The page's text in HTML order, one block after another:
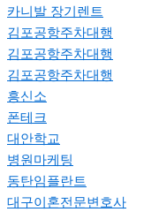
카니발 장기렌트
김포공항주차대행
김포공항주차대행
김포공항주차대행
흥신소
폰테크
대안학교
병원마케팅
동탄임플란트
대구이혼전문변호사